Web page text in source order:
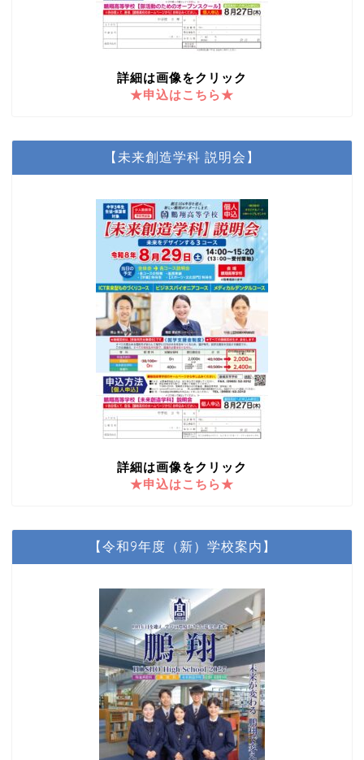
詳細は画像をクリック
★申込はこちら★
【未来創造学科 説明会】
詳細は画像をクリック
★申込はこちら★
【令和9年度（新）学校案内】